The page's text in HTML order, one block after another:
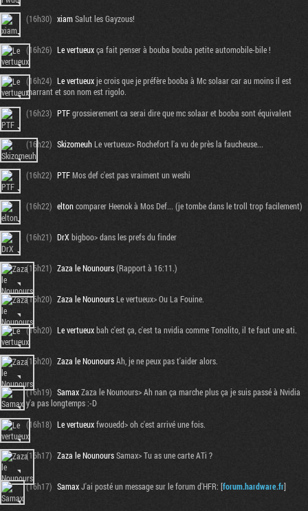
(16h30) xiamSalut les Gayzous!
(16h26) Le vertueuxça fait penser à bouba bouba petite automobile-bile !
(16h24) Le vertueuxje crois que je préfère booba à Mc solaar car au moins il est
marrant et son nom est rigolo.
(16h23) PTFgrossierement ca serai dire que mc solaar et booba sont équivalent
(16h22) SkizomeuhLe vertueux> Rochefort l'a vu de près la faucheuse...
(16h22) PTFMos def c'est pas vraiment un weshi
(16h22) eltoncomparer Heenok à Mos Def... (je tombe dans le troll trop facilement)
(16h21) DrX bigboo> dans les prefs du finder
(16h21) Zaza le Nounours(Rapport à 16:11.)
(16h20) Zaza le NounoursLe vertueux> Ou La Fouine.
(16h20) Le vertueuxbah c'est ça, c'est ta nvidia comme Tonolito, il te faut une ati.
(16h20) Zaza le NounoursAh, je ne peux pas t'aider alors.
(16h19) SamaxZaza le Nounours> Ah nan ça marche plus ça je suis passé à Nvidia
y'a pas longtemps :-D
(16h18) Le vertueuxfwouedd> oh c'est arrivé une fois.
(16h17) Zaza le NounoursSamax> Tu as une carte ATi ?
(16h17) SamaxJ'ai posté un message sur le forum d'HFR: [forum.hardware.fr]